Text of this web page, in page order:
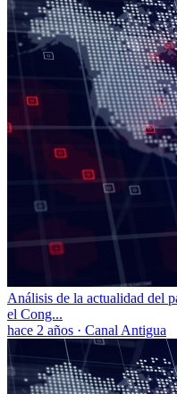
Análisis de la actualidad del
el Cong...
hace 2 años · Canal Antigua